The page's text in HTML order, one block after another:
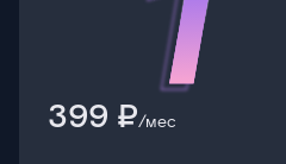
399 ₽/мес